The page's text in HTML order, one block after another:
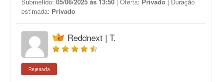
estimada: Privado
Reddnext | T.
Rejeitada